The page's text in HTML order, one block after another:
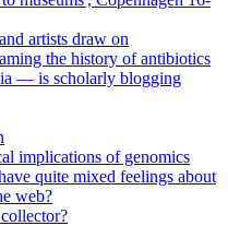
artists draw on
the history of antibiotics
— is scholarly blogging
implications of genomics
quite mixed feelings about
web?